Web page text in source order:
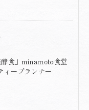
酵食」minamoto食堂
ィープランナー